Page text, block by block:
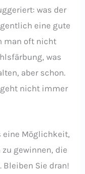
was der
eine gute
man oft nicht
was
aber schon.
nicht immer
eine Möglichkeit,
gewinnen, die
Sie dran!